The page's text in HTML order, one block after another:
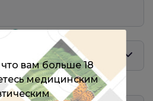
вам больше 18
медицинским